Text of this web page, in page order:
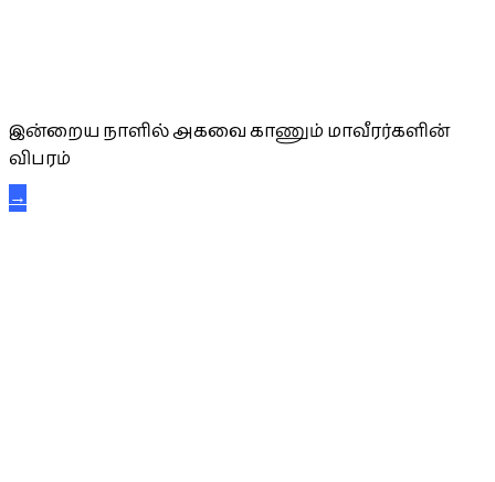
இன்றைய நாளில் அகவை காணும் மாவீரர்களின்
விபரம்
→